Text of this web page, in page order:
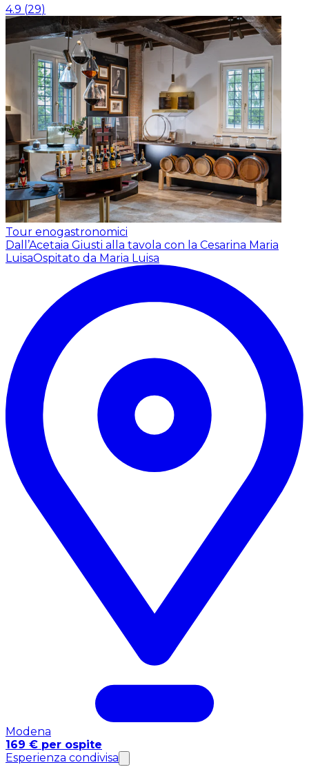
4.9 (29)
Tour enogastronomici
Dall’Acetaia Giusti alla tavola con la Cesarina Maria
LuisaOspitato da Maria Luisa
Modena
169 € per ospite
Esperienza condivisa